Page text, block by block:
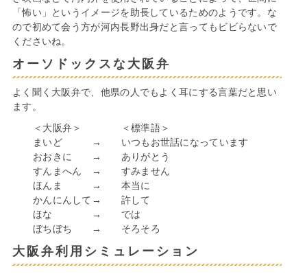
「怖い」というイメージを助長しているためのようです。な
ので初めて会う方が河内長野出身だと言ってもビビらないで
くださいね。
オーソドックスな大阪弁
よく聞く大阪弁で、他県の人でもよく耳にする言葉だと思い
ます。
＜大阪弁＞ ＜標準語＞
まいど → いつもお世話になっています
おおきに → ありがとう
すんまへん → すみません
ほんま → 本当に
かんにんして→ 許して
ほな → では
ぼちぼち → そろそろ
大阪弁利用シミュレーション